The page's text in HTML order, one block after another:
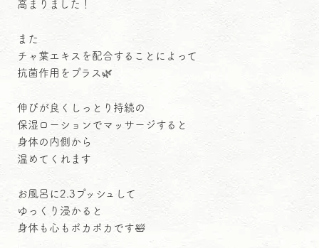
高まりました！
また
チャ葉エキスを配合することによって
抗菌作用をプラス🌿
伸びが良くしっとり持続の
保湿ローションでマッサージすると
身体の内側から
温めてくれます
お風呂に2.3プッシュして
ゆっくり浸かると
身体も心もポカポカです🛀